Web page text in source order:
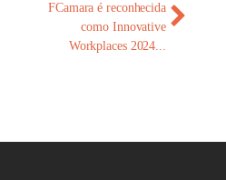
FCamara é reconhecida
como Innovative
Workplaces 2024...